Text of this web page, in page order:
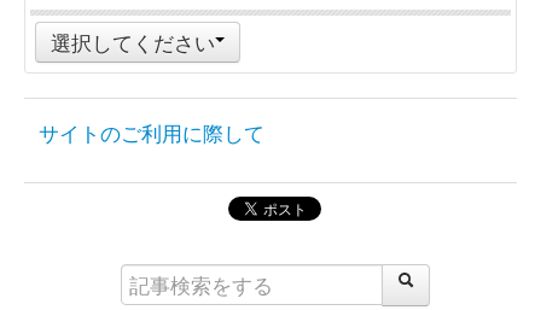
選択してください
サイトのご利用に際して